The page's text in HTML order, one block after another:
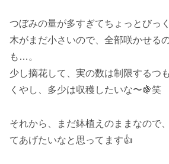
つぼみの量が多すぎてちょっとびっ
木がまだ小さいので、全部咲かせる
も…。
少し摘花して、実の数は制限するつ
くやし、多少は収穫したいな〜🍇笑
それから、まだ鉢植えのままなので
てあげたいなと思ってます👍